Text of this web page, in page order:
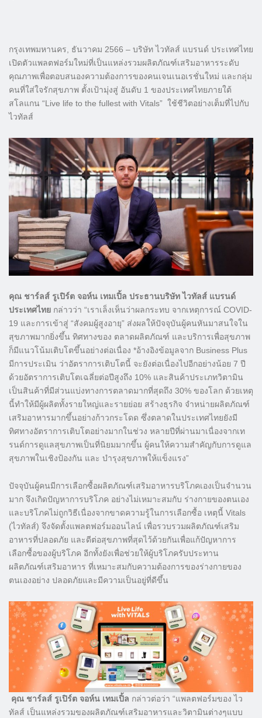
กรุงเทพมหานคร, ธันวาคม 2566 – บริษัท ไวทัลส์ แบรนด์ ประเทศไทย
เปิดตัวแพลตฟอร์มใหม่ที่เป็นแหล่งรวมผลิตภัณฑ์เสริมอาหารระดับ
คุณภาพเพื่อตอบสนองความต้องการของคนเจนเนอเรชั่นใหม่ และกลุ่ม
คนที่ใส่ใจรักสุขภาพ ตั้งเป้ามุ่งสู่ อันดับ 1 ของประเทศไทยภายใต้
สโลแกน “Live life to the fullest with Vitals” ใช้ชีวิตอย่างเต็มที่ไปกับ
ไวทัลส์
คุณ ชาร์ลส์ รูเปิร์ต จอห์น เทมเปิ้ล ประธานบริษัท ไวทัลส์ แบรนด์
ประเทศไทย กล่าวว่า “เราเล็งเห็นว่าผลกระทบ จากเหตุการณ์ COVID-
19 และการเข้าสู่ “สังคมผู้สูงอายุ” ส่งผลให้ปัจจุบันผู้คนหันมาสนใจใน
สุขภาพมากยิ่งขึ้น ทิศทางของ ตลาดผลิตภัณฑ์ และบริการเพื่อสุขภาพ
ก็มีแนวโน้มเติบโตขึ้นอย่างต่อเนื่อง *อ้างอิงข้อมูลจาก Business Plus
มีการประเมิน ว่าอัตราการเติบโตนี้ จะยังต่อเนื่องไปอีกอย่างน้อย 7 ปี
ด้วยอัตราการเติบโตเฉลี่ยต่อปีสูงถึง 10% และสินค้าประเภทวิตามิน
เป็นสินค้าที่มีส่วนแบ่งทางการตลาดมากที่สุดถึง 30% ของโลก ด้วยเหตุ
นี้ทำให้มีผู้ผลิตทั้งรายใหญ่และรายย่อย สร้างธุรกิจ จำหน่ายผลิตภัณฑ์
เสริมอาหารมากขึ้นอย่างก้าวกระโดด ซึ่งตลาดในประเทศไทยยังมี
ทิศทางอัตราการเติบโตอย่างมากในช่วง หลายปีที่ผ่านมาเนื่องจากเท
รนด์การดูแลสุขภาพเป็นที่นิยมมากขึ้น ผู้คนให้ความสำคัญกับการดูแล
สุขภาพในเชิงป้องกัน และ บำรุงสุขภาพให้แข็งแรง”
ปัจจุบันผู้คนมีการเลือกซื้อผลิตภัณฑ์เสริมอาหารบริโภคเองเป็นจำนวน
มาก จึงเกิดปัญหาการบริโภค อย่างไม่เหมาะสมกับ ร่างกายของตนเอง
และบริโภคไม่ถูกวิธีเนื่องจากขาดความรู้ในการเลือกซื้อ เหตุนี้ Vitals
(ไวทัลส์) จึงจัดตั้งแพลตฟอร์มออนไลน์ เพื่อรวบรวมผลิตภัณฑ์เสริม
อาหารที่ปลอดภัย และดีต่อสุขภาพที่สุดไว้ด้วยกันเพื่อแก้ปัญหาการ
เลือกซื้อของผู้บริโภค อีกทั้งยังเพื่อช่วยให้ผู้บริโภครับประทาน
ผลิตภัณฑ์เสริมอาหาร ที่เหมาะสมกับความต้องการของร่างกายของ
ตนเองอย่าง ปลอดภัยและมีความเป็นอยู่ที่ดีขึ้น
คุณ ชาร์ลส์ รูเปิร์ต จอห์น เทมเปิ้ล กล่าวต่อว่า “แพลตฟอร์มของ ไว
ทัลส์ เป็นแหล่งรวมของผลิตภัณฑ์เสริมอาหารและวิตามินต่างๆแบบ